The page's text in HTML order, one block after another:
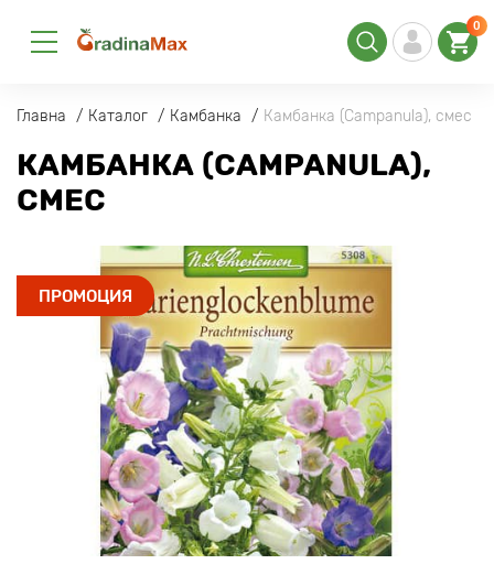
0
Главна Каталог Камбанка Камбанка (Campanula), смес
КАМБАНКА (CAMPANULA),
СМЕС
ПРОМОЦИЯ